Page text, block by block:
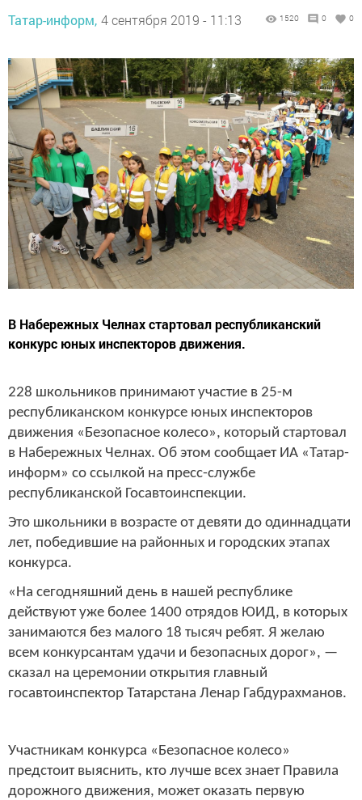
Татар-информ, 4 сентября 2019 - 11:13 1520 0 0
В Набережных Челнах стартовал республиканский
конкурс юных инспекторов движения.
228 школьников принимают участие в 25-м
республиканском конкурсе юных инспекторов
движения «Безопасное колесо», который стартовал
в Набережных Челнах. Об этом сообщает ИА «Татар-
информ» со ссылкой на пресс-службе
республиканской Госавтоинспекции.
Это школьники в возрасте от девяти до одиннадцати
лет, победившие на районных и городских этапах
конкурса.
«На сегодняшний день в нашей республике
действуют уже более 1400 отрядов ЮИД, в которых
занимаются без малого 18 тысяч ребят. Я желаю
всем конкурсантам удачи и безопасных дорог», —
сказал на церемонии открытия главный
госавтоинспектор Татарстана Ленар Габдурахманов.
Участникам конкурса «Безопасное колесо»
предстоит выяснить, кто лучше всех знает Правила
дорожного движения, может оказать первую